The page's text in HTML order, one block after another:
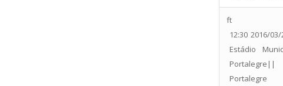
ft
2016/03/
12:30
Estádio
Portalegre||
Portalegre